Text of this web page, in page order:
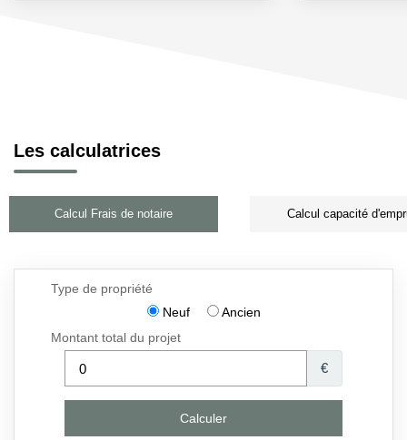
Les calculatrices
Calcul Frais de notaire Calcul capacité